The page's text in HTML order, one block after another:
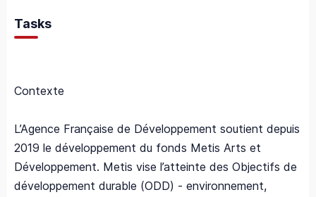
Tasks
Contexte
L’Agence Française de Développement soutient depuis
2019 le développement du fonds Metis Arts et
Développement. Metis vise l’atteinte des Objectifs de
développement durable (ODD) - environnement,